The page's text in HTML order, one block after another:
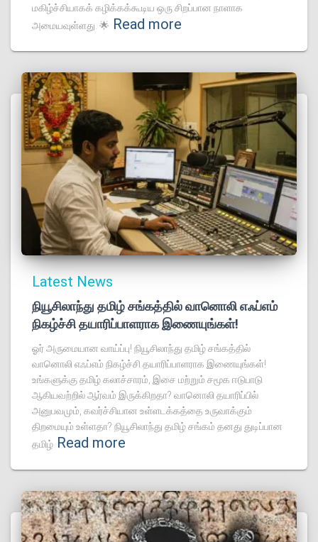
மகிழ்ச்சியாகக் கழிக்கக்கூடிய ஒரு சிறப்பான நாளாக
அமையவுள்ளது. 🌟 Read more
Latest News
நியூசிலாந்து தமிழ் சங்கத்தில் வானொலி எஃப்எம்
நிகழ்ச்சி தயாரிப்பாளராக இணையுங்கள்!
ஓர் அருமையான வாய்ப்பு! நியூசிலாந்து தமிழ் சங்கத்தில்
வானொலி எஃப்எம் நிகழ்ச்சி தயாரிப்பாளராக இணையுங்கள்!
உங்களுக்கு தமிழ் கலாச்சாரம், இசை மற்றும் சமூக ஈடுபாடு
ஆகியவற்றில் ஆர்வம் இருக்கிறதா? வானொலி தயாரிப்பில்
அனுபவமும், கவர்ச்சியான உள்ளடக்கத்தை உருவாக்கும்
திறமையும் உள்ளதா? நியூசிலாந்து தமிழ் சங்கம் தனது துடிப்பான
தமிழ் Read more